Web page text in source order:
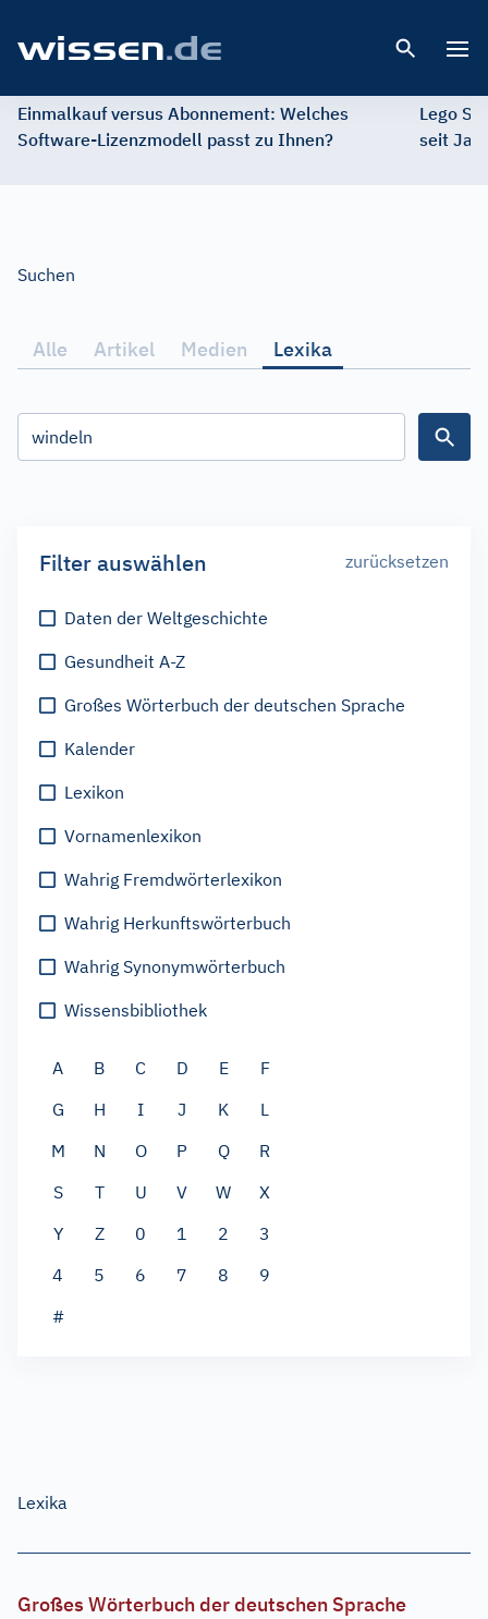
Einmalkauf versus Abonnement: Welches
Software-Lizenzmodell passt zu Ihnen?
Lego
seit
Suchen
Tabs
Alle Artikel Medien Lexika
Lexika
Großes Wörterbuch der deutschen Sprache
Filter auswählen zurücksetzen
Daten der Weltgeschichte
Gesundheit A-Z
Großes Wörterbuch der deutschen Sprache
Kalender
Lexikon
Vornamenlexikon
Wahrig Fremdwörterlexikon
Wahrig Herkunftswörterbuch
Wahrig Synonymwörterbuch
Wissensbibliothek
A B C D E
F
G
H I J K
L
M
N O P Q
R
S
T U V W
X
Y
Z 0 1 2
3
4
5 6 7 8
9
#